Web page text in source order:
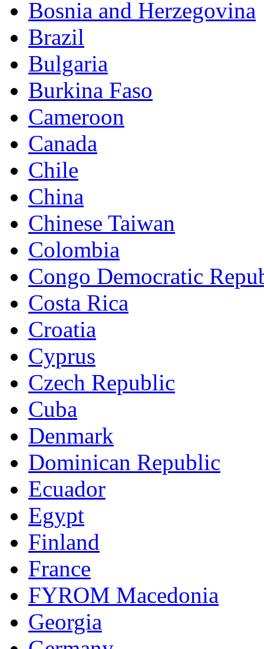
Bosnia and Herzegovina
Brazil
Bulgaria
Burkina Faso
Cameroon
Canada
Chile
China
Chinese Taiwan
Colombia
Congo Democratic
Costa Rica
Croatia
Cyprus
Czech Republic
Cuba
Denmark
Dominican Republic
Ecuador
Egypt
Finland
France
FYROM Macedonia
Georgia